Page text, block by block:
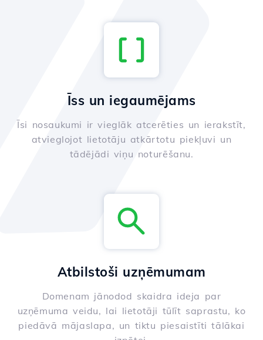
Īss un iegaumējams
Īsi nosaukumi ir vieglāk atcerēties un ierakstīt,
atvieglojot lietotāju atkārtotu piekļuvi un
tādējādi viņu noturēšanu.
Atbilstoši uzņēmumam
Domenam jānodod skaidra ideja par
uzņēmuma veidu, lai lietotāji tūlīt saprastu, ko
piedāvā mājaslapa, un tiktu piesaistīti tālākai